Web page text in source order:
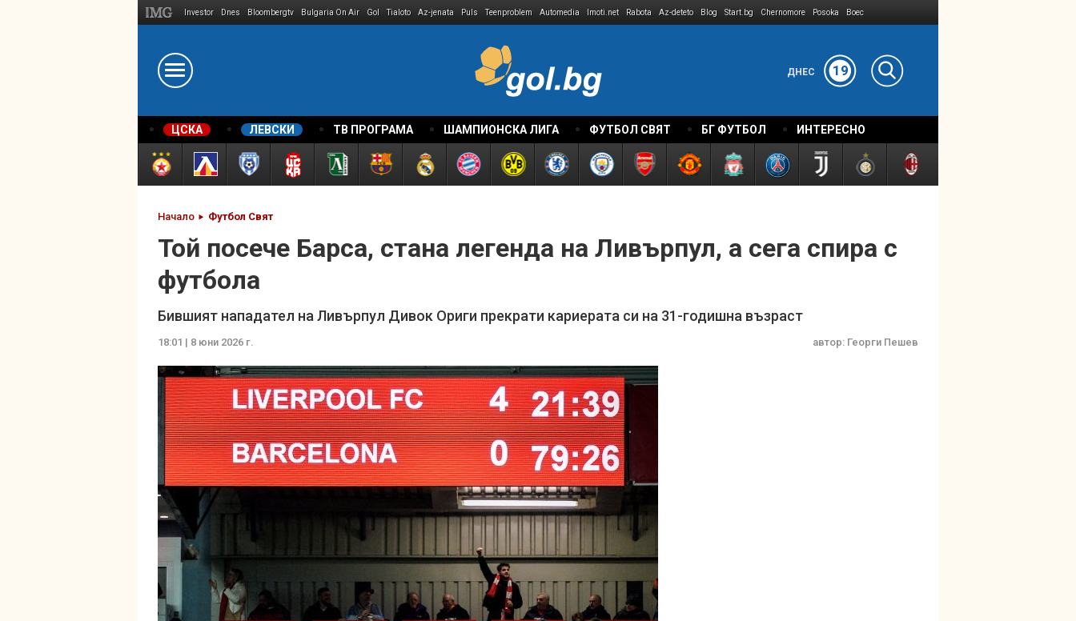
Investor Dnes Bloombergtv Bulgaria On Air Gol Tialoto Az-jenata Puls Teenproblem Automedia Imoti.net Rabota Az-deteto Blog Start.bg Chernomore Posoka Boec
ДНЕС 19
ЦСКА ЛЕВСКИ ТВ ПРОГРАМА ШАМПИОНСКА ЛИГА ФУТБОЛ СВЯТ БГ ФУТБОЛ ИНТЕРЕСНО
Начало Футбол Свят
Той посече Барса, стана легенда на Ливърпул, а сега спира с
футбола
Бившият нападател на Ливърпул Дивок Ориги прекрати кариерата си на 31-годишна възраст
18:01 | 8 юни 2026 г. автор: Георги Пешев